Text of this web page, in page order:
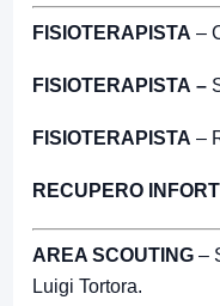
FISIOTERAPISTA –
FISIOTERAPISTA –
FISIOTERAPISTA –
RECUPERO
AREA SCOUTING –
Luigi Tortora.